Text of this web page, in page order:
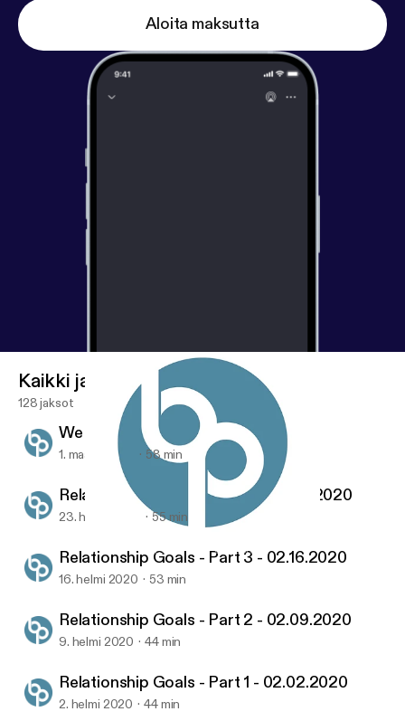
Aloita maksutta
United Church's Sermon Podcasts
Kaikki jaksot
128 jaksot
We Are - Vision - 03.01.2020
1. maalis 2020 58 min
Relationship Goals - Part 4 - 02.23.2020
23. helmi 2020 55 min
Relationship Goals - Part 3 - 02.16.2020
16. helmi 2020 53 min
Relationship Goals - Part 2 - 02.09.2020
9. helmi 2020 44 min
Relationship Goals - Part 1 - 02.02.2020
2. helmi 2020 44 min